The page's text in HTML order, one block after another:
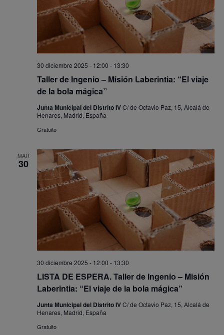
Taller de Ingenio – Misión Laberintia: “El viaje
de la bola mágica”
30 diciembre 2025 - 12:00 - 13:30
Junta Municipal del Distrito IVC/ de Octavio Paz, 15, Alcalá de
Henares, Madrid, España
Gratuito
MAR
30
LISTA DE ESPERA. Taller de Ingenio – Misión
Laberintia: “El viaje de la bola mágica”
30 diciembre 2025 - 12:00 - 13:30
Junta Municipal del Distrito IVC/ de Octavio Paz, 15, Alcalá de
Henares, Madrid, España
Gratuito